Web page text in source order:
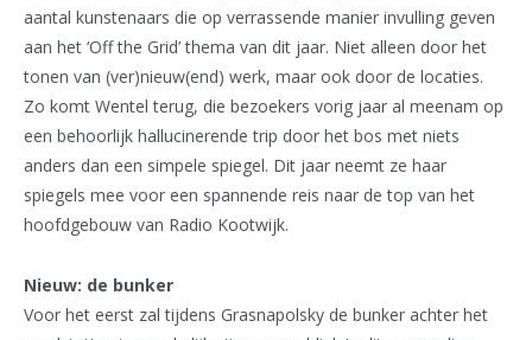
aantal kunstenaars die op verrassende manier invulling geven
aan het ‘Off the Grid’ thema van dit jaar. Niet alleen door het
tonen van (ver)nieuw(end) werk, maar ook door de locaties.
Zo komt Wentel terug, die bezoekers vorig jaar al meenam op
een behoorlijk hallucinerende trip door het bos met niets
anders dan een simpele spiegel. Dit jaar neemt ze haar
spiegels mee voor een spannende reis naar de top van het
hoofdgebouw van Radio Kootwijk.
Nieuw: de bunker
Voor het eerst zal tijdens Grasnapolsky de bunker achter het